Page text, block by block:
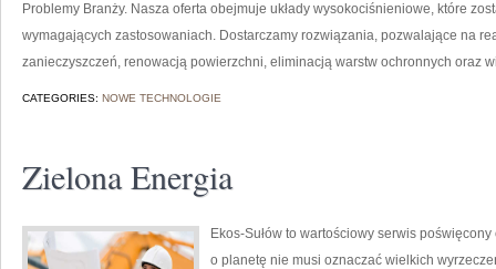
Problemy Branży. Nasza oferta obejmuje układy wysokociśnieniowe, które
wymagających zastosowaniach. Dostarczamy rozwiązania, pozwalające na
zanieczyszczeń, renowacją powierzchni, eliminacją warstw ochronnych oraz
CATEGORIES: NOWE TECHNOLOGIE
Zielona Energia
Ekos-Sułów to wartościowy serwis
o planetę nie musi oznaczać wielkich